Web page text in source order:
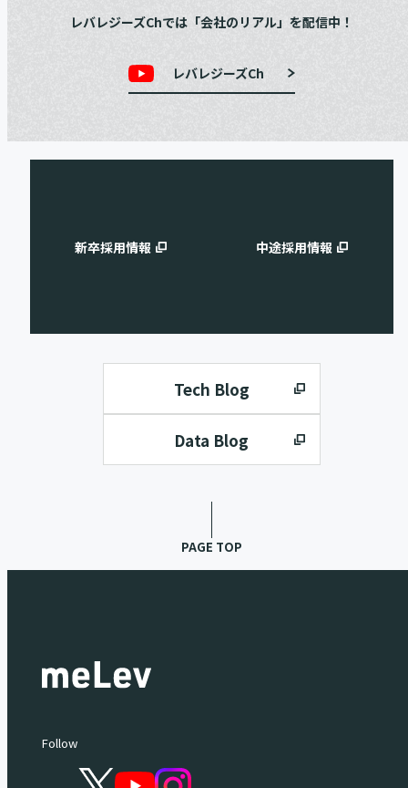
レバレジーズChでは「会社のリアル」を配信中！
レバレジーズCh
新卒採用情報 中途採用情報
Tech Blog
Data Blog
PAGE TOP
Follow